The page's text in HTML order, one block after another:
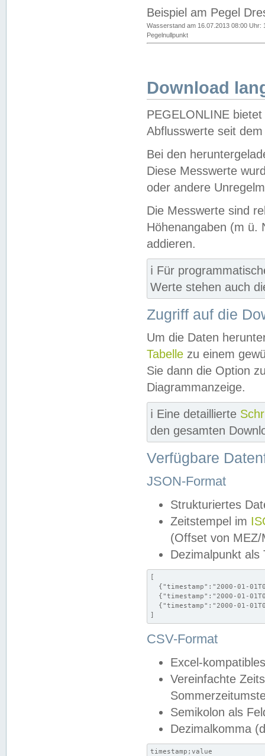
Beispiel am Pegel
Wasserstand am 16.07.2013 08:00 Uhr:
Pegelnullpunkt
Download
PEGELONLINE
Abflusswerte seit
Bei den
Diese Messwerte
oder andere
Die Messwerte sind
Höhenangaben (m ü.
addieren.
ℹ️ Für
Werte stehen auch
Zugriff auf die
Um die Daten
Tabelle zu einem
Sie dann die Option
Diagrammanzeige.
ℹ️ Eine detaillierte
den gesamten
Verfügbare
JSON-Format
Strukturiertes
Zeitstempel im
(Offset von MEZ/
Dezimalpunkt als
[
{"timestamp":"2000-01-
{"timestamp":"2000-01-
{"timestamp":"2000-01-
]
CSV-Format
Excel-
Vereinfachte
Semikolon als
Dezimalkomma
timestamp;value